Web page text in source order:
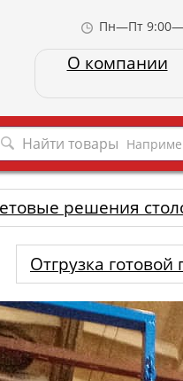
Пн—Пт
О компании
решения
Отгрузка